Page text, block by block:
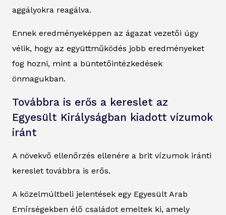
aggályokra reagálva.
Ennek eredményeképpen az ágazat vezetői úgy
vélik, hogy az együttműködés jobb eredményeket
fog hozni, mint a büntetőintézkedések
önmagukban.
Továbbra is erős a kereslet az
Egyesült Királyságban kiadott vízumok
iránt
A növekvő ellenőrzés ellenére a brit vízumok iránti
kereslet továbbra is erős.
A közelmúltbeli jelentések egy Egyesült Arab
Emírségekben élő családot emeltek ki, amely